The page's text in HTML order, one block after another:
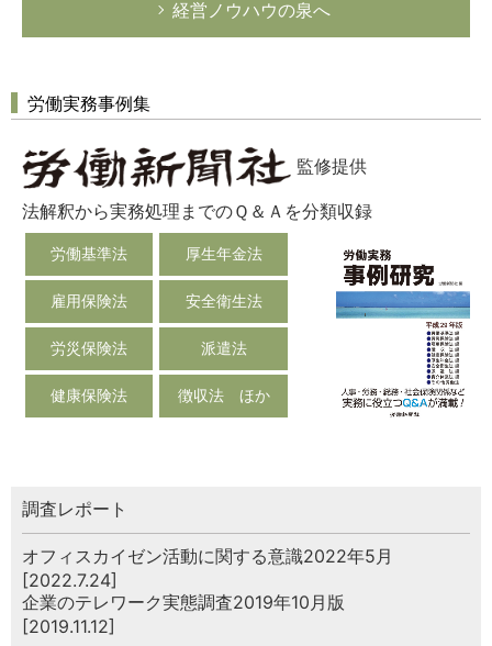
経営ノウハウの泉へ
労働実務事例集
監修提供
法解釈から実務処理までのＱ＆Ａを分類収録
労働基準法 厚生年金法
雇用保険法 安全衛生法
労災保険法 派遣法
健康保険法 徴収法 ほか
調査レポート
オフィスカイゼン活動に関する意識2022年5月
[2022.7.24]
企業のテレワーク実態調査2019年10月版
[2019.11.12]